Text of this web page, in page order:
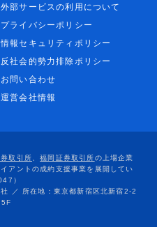
外部サービスの利用について
プライバシーポリシー
情報セキュリティポリシー
反社会的勢力排除ポリシー
お問い合わせ
運営会社情報